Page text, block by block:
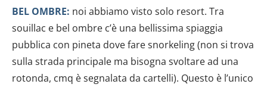
BEL OMBRE: noi abbiamo visto solo resort. Tra
souillac e bel ombre c’è una bellissima spiaggia
pubblica con pineta dove fare snorkeling (non si trova
sulla strada principale ma bisogna svoltare ad una
rotonda, cmq è segnalata da cartelli). Questo è l’unico